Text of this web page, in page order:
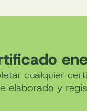
cualquier
elaborado y